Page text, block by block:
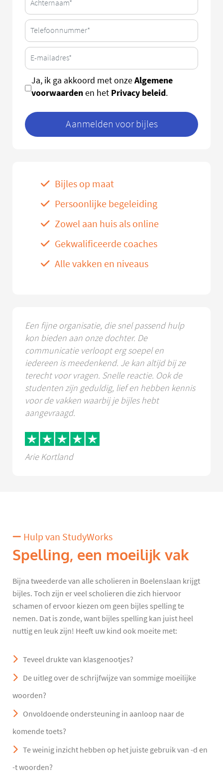
Ja, ik ga akkoord met onzeAlgemene
voorwaardenen het Privacy beleid.
Aanmelden voor bijles
Bijles op maat
Persoonlijke begeleiding
Zowel aan huis als online
Gekwalificeerde coaches
Alle vakken en niveaus
Een fijne organisatie, die snel passend hulp
kon bieden aan onze dochter. De
communicatie verloopt erg soepel en
iedereen is meedenkend. Je kan altijd bij ze
terecht voor vragen. Snelle reactie. Ook de
studenten zijn geduldig, lief en hebben kennis
voor de vakken waarbij je bijles hebt
aangevraagd.
Arie Kortland
Hulp van StudyWorks
Spelling, een moeilijk vak
Bijna tweederde van alle scholieren in Boelenslaan krijgt
bijles. Toch zijn er veel scholieren die zich hiervoor
schamen of ervoor kiezen om geen bijles spelling te
nemen. Dat is zonde, want bijles spelling kan juist heel
nuttig en leuk zijn! Heeft uw kind ook moeite met:
Teveel drukte van klasgenootjes?
De uitleg over de schrijfwijze van sommige moeilijke
woorden?
Onvoldoende ondersteuning in aanloop naar de
komende toets?
Te weinig inzicht hebben op het juiste gebruik van -d en
-t woorden?